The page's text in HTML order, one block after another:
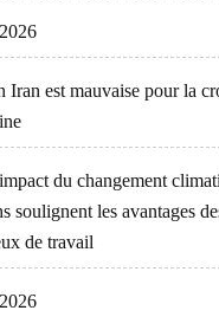
Iran est mauvaise pour la
du changement
soulignent les avantages
de travail